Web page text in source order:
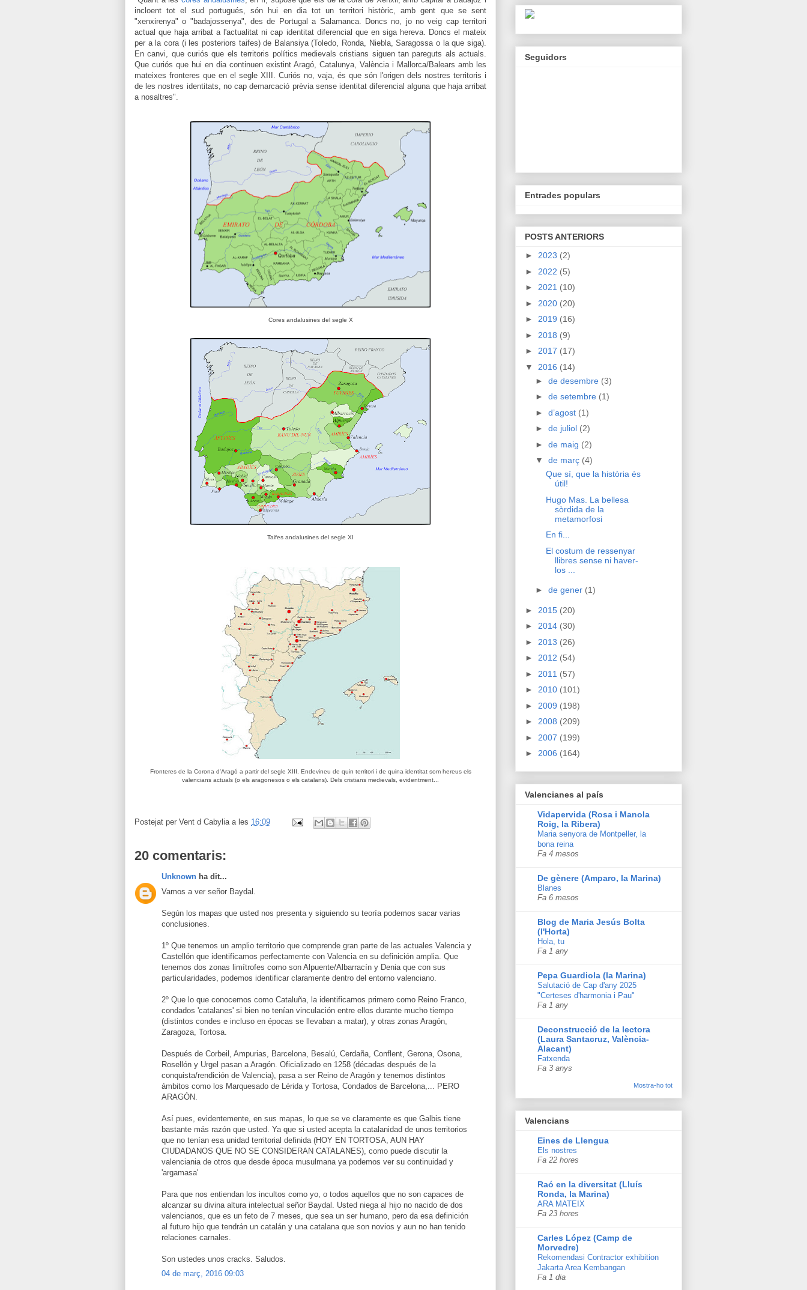
incloent tot el sud portugués, són hui en dia tot un territori històric, amb gent que se sent
"xenxirenya" o "badajossenya", des de Portugal a Salamanca. Doncs no, jo no veig cap territori
actual que haja arribat a l'actualitat ni cap identitat diferencial que en siga hereva. Doncs el mateix
per a la cora (i les posteriors taifes) de Balansiya (Toledo, Ronda, Niebla, Saragossa o la que siga).
En canvi, que curiós que els territoris polítics medievals cristians siguen tan pareguts als actuals.
Que curiós que hui en dia continuen existint Aragó, Catalunya, València i Mallorca/Balears amb les
mateixes fronteres que en el segle XIII. Curiós no, vaja, és que són l'origen dels nostres territoris i
de les nostres identitats, no cap demarcació prèvia sense identitat diferencial alguna que haja arribat
a nosaltres".
Cores andalusines del segle X
Taifes andalusines del segle XI
Fronteres de la Corona d'Aragó a partir del segle XIII. Endevineu de quin territori i de quina identitat som hereus els
valencians actuals (o els aragonesos o els catalans). Dels cristians medievals, evidentment...
Postejat per Vent d Cabylia a les 16:09
20 comentaris:
Unknown ha dit...
Vamos a ver señor Baydal.
Según los mapas que usted nos presenta y siguiendo su teoría podemos sacar varias
conclusiones.
1º Que tenemos un amplio territorio que comprende gran parte de las actuales Valencia y
Castellón que identificamos perfectamente con Valencia en su definición amplia. Que
tenemos dos zonas limítrofes como son Alpuente/Albarracín y Denia que con sus
particularidades, podemos identificar claramente dentro del entorno valenciano.
2º Que lo que conocemos como Cataluña, la identificamos primero como Reino Franco,
condados 'catalanes' si bien no tenían vinculación entre ellos durante mucho tiempo
(distintos condes e incluso en épocas se llevaban a matar), y otras zonas Aragón,
Zaragoza, Tortosa.
Después de Corbeil, Ampurias, Barcelona, Besalú, Cerdaña, Conflent, Gerona, Osona,
Rosellón y Urgel pasan a Aragón. Oficializado en 1258 (décadas después de la
conquista/rendición de Valencia), pasa a ser Reino de Aragón y tenemos distintos
ámbitos como los Marquesado de Lérida y Tortosa, Condados de Barcelona,... PERO
ARAGÓN.
Así pues, evidentemente, en sus mapas, lo que se ve claramente es que Galbis tiene
bastante más razón que usted. Ya que si usted acepta la catalanidad de unos territorios
que no tenían esa unidad territorial definida (HOY EN TORTOSA, AUN HAY
CIUDADANOS QUE NO SE CONSIDERAN CATALANES), como puede discutir la
valenciania de otros que desde época musulmana ya podemos ver su continuidad y
'argamasa'
Para que nos entiendan los incultos como yo, o todos aquellos que no son capaces de
alcanzar su divina altura intelectual señor Baydal. Usted niega al hijo no nacido de dos
valencianos, que es un feto de 7 meses, que sea un ser humano, pero da esa definición
al futuro hijo que tendrán un catalán y una catalana que son novios y aun no han tenido
relaciones carnales.
Son ustedes unos cracks. Saludos.
04 de març, 2016 09:03
Seguidors
Entrades populars
POSTS ANTERIORS
► 2023 (2)
► 2022 (5)
► 2021 (10)
► 2020 (20)
► 2019 (16)
► 2018 (9)
► 2017 (17)
▼ 2016 (14)
► de desembre (3)
► de setembre (1)
► d’agost (1)
► de juliol (2)
► de maig (2)
▼ de març (4)
Que sí, que la història és
útil!
Hugo Mas. La bellesa
sòrdida de la
metamorfosi
En fi...
El costum de ressenyar
llibres sense ni haver-
los ...
► de gener (1)
► 2015 (20)
► 2014 (30)
► 2013 (26)
► 2012 (54)
► 2011 (57)
► 2010 (101)
► 2009 (198)
► 2008 (209)
► 2007 (199)
► 2006 (164)
Valencianes al país
Vidapervida (Rosa i Manola
Roig, la Ribera)
Maria senyora de Montpeller, la
bona reina
Fa 4 mesos
De gènere (Amparo, la Marina)
Blanes
Fa 6 mesos
Blog de Maria Jesús Bolta
(l'Horta)
Hola, tu
Fa 1 any
Pepa Guardiola (la Marina)
Salutació de Cap d'any 2025
"Certeses d'harmonia i Pau"
Fa 1 any
Deconstrucció de la lectora
(Laura Santacruz, València-
Alacant)
Fatxenda
Fa 3 anys
Mostra-ho tot
Valencians
Eines de Llengua
Els nostres
Fa 22 hores
Raó en la diversitat (Lluís
Ronda, la Marina)
ARA MATEIX
Fa 23 hores
Carles López (Camp de
Morvedre)
Rekomendasi Contractor exhibition
Jakarta Area Kembangan
Fa 1 dia